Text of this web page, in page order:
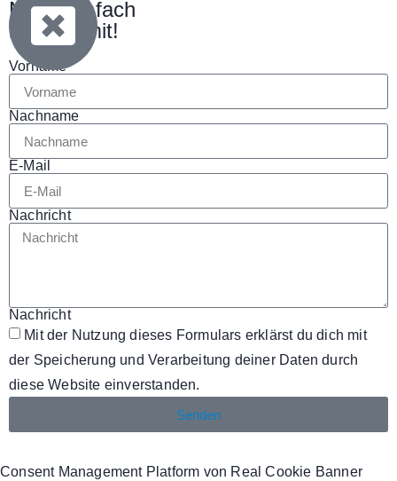
Mach einfach
bei uns mit!
Vorname
Nachname
E-Mail
Nachricht
Nachricht
Mit der Nutzung dieses Formulars erklärst du dich mit
der Speicherung und Verarbeitung deiner Daten durch
diese Website einverstanden.
Senden
Consent Management Platform von Real Cookie Banner